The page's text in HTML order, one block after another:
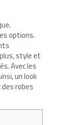
options.
style et
Avec les
un look
robes